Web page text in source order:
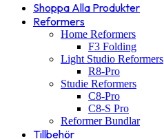
Shoppa Alla Produkter
Reformers
Home Reformers
F3 Folding
Light Studio Reformers
R8-Pro
Studie Reformers
C8-Pro
C8-S Pro
Reformer Bundlar
Tillbehör